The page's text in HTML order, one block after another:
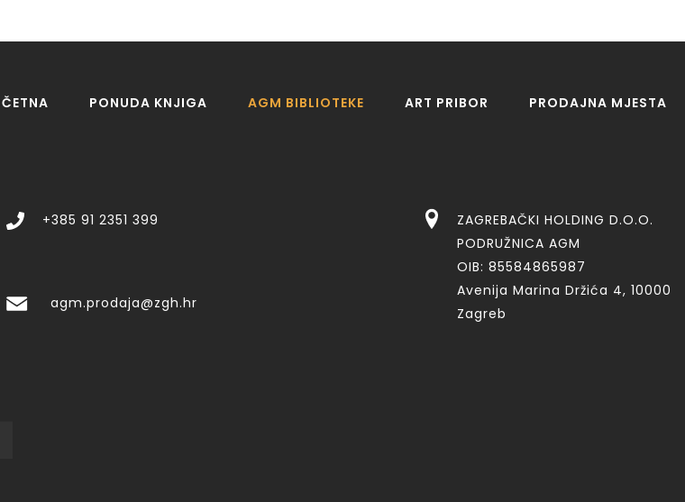
PONUDA KNJIGA AGM BIBLIOTEKE ART PRIBOR PRODAJNA MJESTA
+385 91 2351 399
ZAGREBAČKI HOLDING D.O.O.
PODRUŽNICA AGM
OIB: 85584865987
Avenija Marina Držića 4, 10000
Zagreb
agm.prodaja@zgh.hr